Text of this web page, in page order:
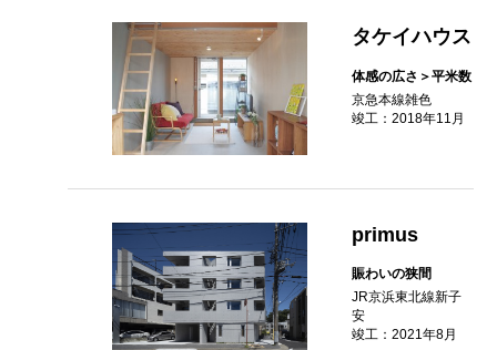
タケイハウス
体感の広さ＞平米数
京急本線雑色
竣工：2018年11月
primus
賑わいの狭間
JR京浜東北線新子
安
竣工：2021年8月